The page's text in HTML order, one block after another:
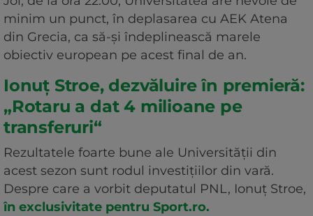
minim un punct, în deplasarea cu AEK Atena
din Grecia, ca să-și îndeplinească marele
obiectiv european pe acest final de an.
Ionuț Stroe, dezvăluire în premieră:
„Rotaru a dat 4 milioane pe
transferuri“
Rezultatele foarte bune ale Universității din
acest sezon sunt rodul investițiilor din vară.
Despre care a vorbit deputatul PNL, Ionuț Stroe,
în exclusivitate pentru Sport.ro.